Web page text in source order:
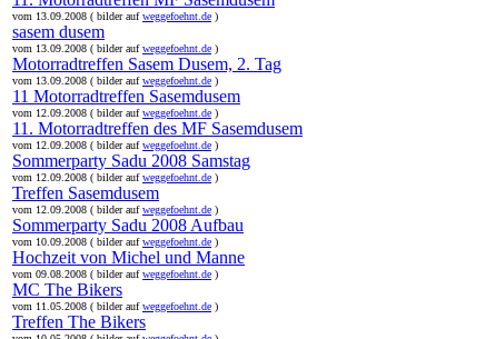
vom 13.09.2008 ( bilder aufweggefoehnt.de )
sasem dusem
vom 13.09.2008 ( bilder aufweggefoehnt.de )
Motorradtreffen Sasem Dusem, 2. Tag
vom 13.09.2008 ( bilder aufweggefoehnt.de )
11 Motorradtreffen Sasemdusem
vom 12.09.2008 ( bilder aufweggefoehnt.de )
11. Motorradtreffen des MF Sasemdusem
vom 12.09.2008 ( bilder aufweggefoehnt.de )
Sommerparty Sadu 2008 Samstag
vom 12.09.2008 ( bilder aufweggefoehnt.de )
Treffen Sasemdusem
vom 12.09.2008 ( bilder aufweggefoehnt.de )
Sommerparty Sadu 2008 Aufbau
vom 10.09.2008 ( bilder aufweggefoehnt.de )
Hochzeit von Michel und Manne
vom 09.08.2008 ( bilder aufweggefoehnt.de )
MC The Bikers
vom 11.05.2008 ( bilder aufweggefoehnt.de )
Treffen The Bikers